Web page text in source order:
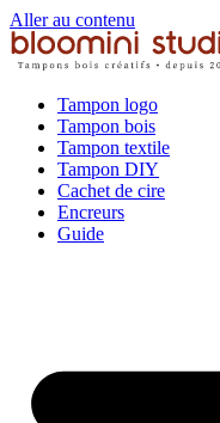
Aller au contenu
Tampon logo
Tampon bois
Tampon textile
Tampon DIY
Cachet de cire
Encreurs
Guide